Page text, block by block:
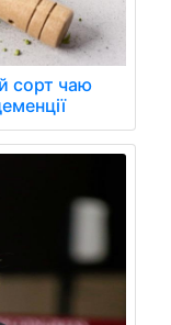
сорт чаю